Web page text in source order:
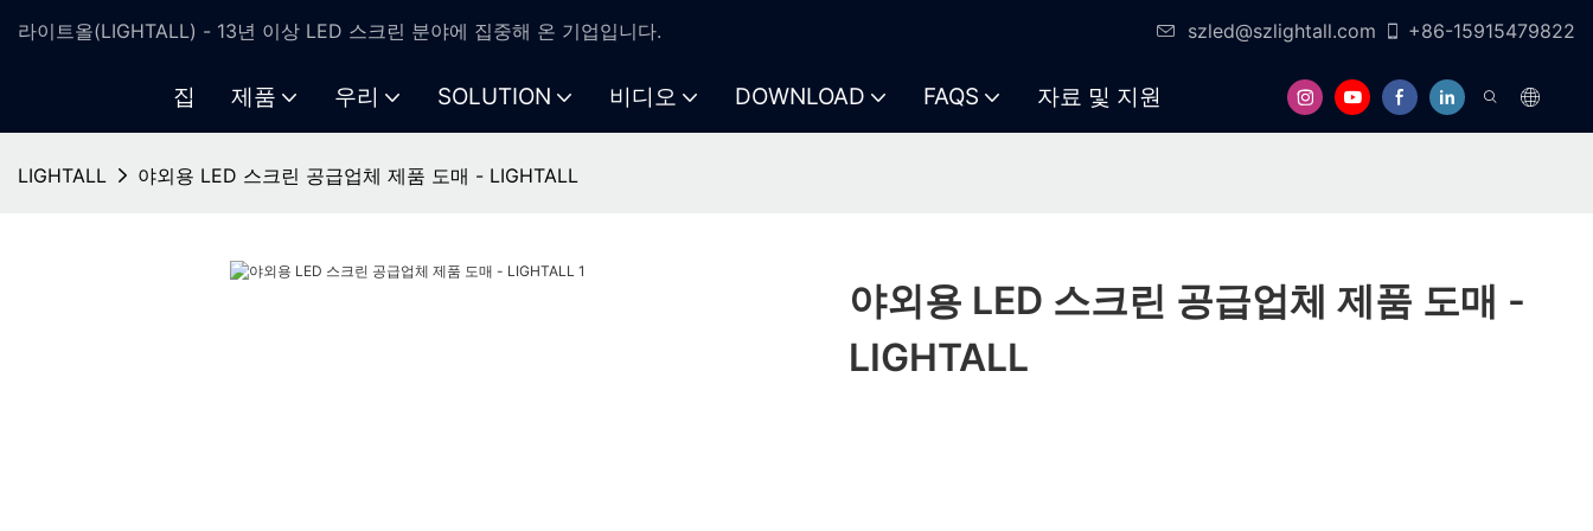
라이트올(LIGHTALL) - 13년 이상 LED 스크린 분야에 집중해 온 기업입니다. szled@szlightall.com +86-15915479822
집 제품 우리 SOLUTION 비디오 DOWNLOAD FAQS 자료 및 지원
LIGHTALL 야외용 LED 스크린 공급업체 제품 도매 - LIGHTALL
야외용 LED 스크린 공급업체 제품 도매 -
LIGHTALL